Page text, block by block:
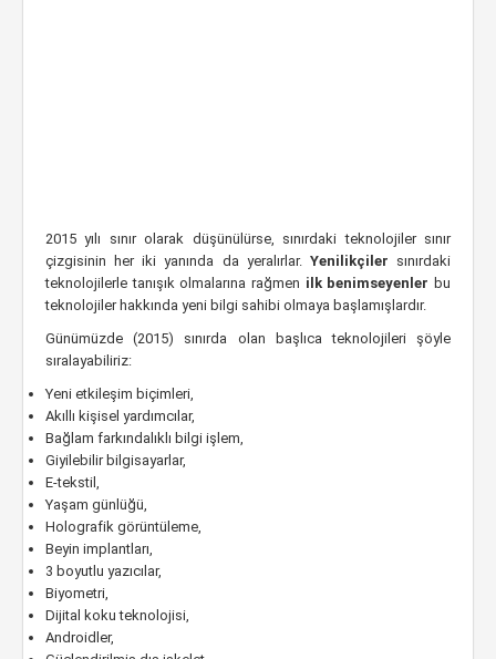
2015 yılı sınır olarak düşünülürse, sınırdaki teknolojiler sınır
çizgisinin her iki yanında da yeralırlar. Yenilikçiler sınırdaki
teknolojilerle tanışık olmalarına rağmen ilk benimseyenler bu
teknolojiler hakkında yeni bilgi sahibi olmaya başlamışlardır.
Günümüzde (2015) sınırda olan başlıca teknolojileri şöyle
sıralayabiliriz:
Yeni etkileşim biçimleri,
Akıllı kişisel yardımcılar,
Bağlam farkındalıklı bilgi işlem,
Giyilebilir bilgisayarlar,
E-tekstil,
Yaşam günlüğü,
Holografik görüntüleme,
Beyin implantları,
3 boyutlu yazıcılar,
Biyometri,
Dijital koku teknolojisi,
Androidler,